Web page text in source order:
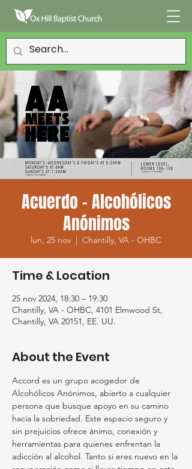
Acuerdo - Alcohólicos
Anónimos
lun, 25 nov
  |
Chantilly, VA - OHBC
Time & Location
25 nov 2024, 18:30 – 19:30
Chantilly, VA - OHBC, 4101 Elmwood St,
Chantilly, VA 20151, EE. UU.
About the Event
Accord es un grupo acogedor de
Alcohólicos Anónimos, abierto a cualquier
persona que busque apoyo en su camino
hacia la sobriedad. Este espacio seguro y
sin prejuicios ofrece ánimo, conexión y
herramientas para quienes enfrentan la
adicción al alcohol. Tanto si eres nuevo en la